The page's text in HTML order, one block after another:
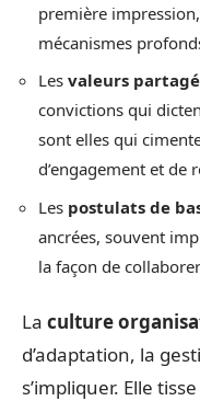
première
mécanismes
Les valeurs
convictions qui
sont elles qui
d’engagement et de
Les postulats de
ancrées, souvent
la façon de
La culture
d’adaptation, la
s’impliquer. Elle